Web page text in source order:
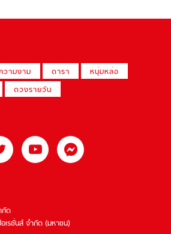
วามงาม ดารา
หนุ่มหล่อ
ดวงรายวัน
กัด
เรชั่นส์ จำกัด (มหาชน)